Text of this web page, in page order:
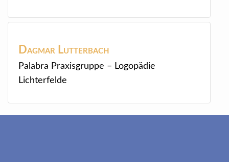
Dagmar Lutterbach
Palabra Praxisgruppe – Logopädie
Lichterfelde